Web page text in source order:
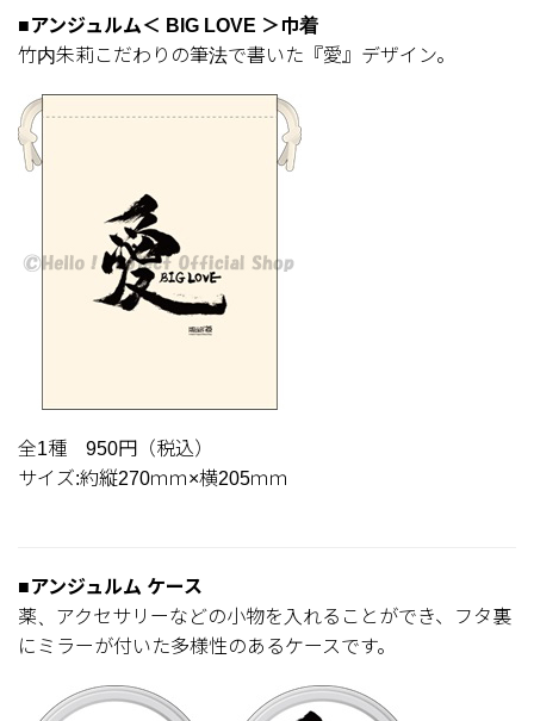
■アンジュルム＜ BIG LOVE ＞巾着
竹内朱莉こだわりの筆法で書いた『愛』デザイン。
全1種 950円（税込）
サイズ:約縦270ｍｍ×横205ｍｍ
■アンジュルム ケース
薬、アクセサリーなどの小物を入れることができ、フタ裏
にミラーが付いた多様性のあるケースです。